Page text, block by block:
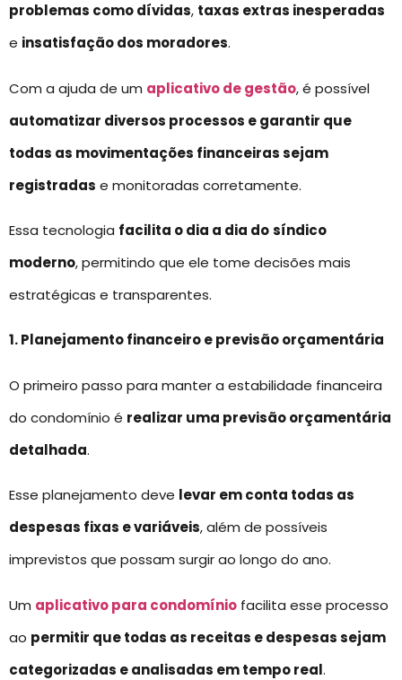
problemas como dívidas, taxas extras inesperadas
e insatisfação dos moradores.
Com a ajuda de um aplicativo de gestão, é possível
automatizar diversos processos e garantir que
todas as movimentações financeiras sejam
registradas e monitoradas corretamente.
Essa tecnologia facilita o dia a dia dosíndico
moderno, permitindo que ele tome decisões mais
estratégicas e transparentes.
1. Planejamento financeiro e previsão orçamentária
O primeiro passo para manter a estabilidade financeira
do condomínio é realizar uma previsão orçamentária
detalhada.
Esse planejamento deve levar em conta todas as
despesas fixas e variáveis, além de possíveis
imprevistos que possam surgir ao longo do ano.
Um aplicativo para condomínio facilita esse processo
ao permitir que todas as receitas e despesas sejam
categorizadas e analisadas em tempo real.